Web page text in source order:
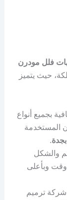
فلل مودرن
حيث يتميز
بجميع أنواع
المستخدمة
.
والشكل
وقت وبأعلى
ترميم